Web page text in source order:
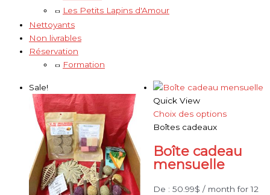
Les Petits Lapins d'Amour
Nettoyants
Non livrables
Réservation
Formation
Sale!
Quick View
Choix des options
Boîtes cadeaux
Boîte cadeau
mensuelle
De : 50.99$ / month for 12